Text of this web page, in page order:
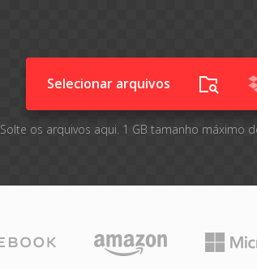
Selecionar arquivos
Solte os arquivos aqui. 1 GB tamanho máximo